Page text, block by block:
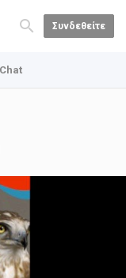
Συνδεθείτε